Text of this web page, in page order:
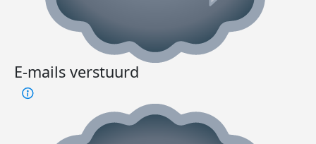
E-mails verstuurd